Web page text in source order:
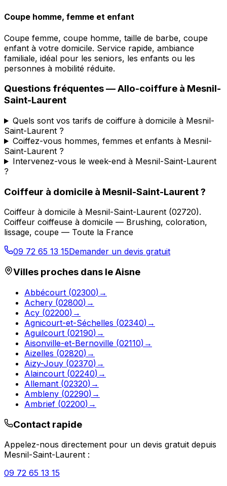
Coupe homme, femme et enfant
Coupe femme, coupe homme, taille de barbe, coupe
enfant à votre domicile. Service rapide, ambiance
familiale, idéal pour les seniors, les enfants ou les
personnes à mobilité réduite.
Questions fréquentes —Allo-coiffure à Mesnil-
Saint-Laurent
Quels sont vos tarifs de coiffure à domicile à Mesnil-
Saint-Laurent ?
Coiffez-vous hommes, femmes et enfants à Mesnil-
Saint-Laurent ?
Intervenez-vous le week-end à Mesnil-Saint-Laurent
?
Coiffeur à domicile à Mesnil-Saint-Laurent?
Coiffeur à domicile à Mesnil-Saint-Laurent (02720).
Coiffeur coiffeuse à domicile — Brushing, coloration,
lissage, coupe — Toute la France
09 72 65 13 15Demander un devis gratuit
Villes proches dans leAisne
Abbécourt (02300) →
Achery (02800) →
Acy (02200) →
Agnicourt-et-Séchelles (02340) →
Aguilcourt (02190) →
Aisonville-et-Bernoville (02110) →
Aizelles (02820) →
Aizy-Jouy (02370) →
Alaincourt (02240) →
Allemant (02320) →
Ambleny (02290) →
Ambrief (02200) →
Contact rapide
Appelez-nous directement pour un devis gratuit depuis
Mesnil-Saint-Laurent :
09 72 65 13 15